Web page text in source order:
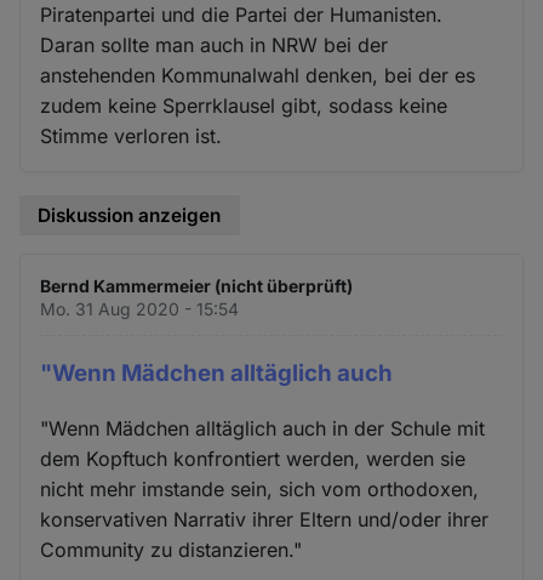
Piratenpartei und die Partei der Humanisten.
Daran sollte man auch in NRW bei der
anstehenden Kommunalwahl denken, bei der es
zudem keine Sperrklausel gibt, sodass keine
Stimme verloren ist.
Diskussion anzeigen
Bernd Kammermeier (nicht überprüft)
Mo. 31 Aug 2020 - 15:54
"Wenn Mädchen alltäglich auch
"Wenn Mädchen alltäglich auch in der Schule mit
dem Kopftuch konfrontiert werden, werden sie
nicht mehr imstande sein, sich vom orthodoxen,
konservativen Narrativ ihrer Eltern und/oder ihrer
Community zu distanzieren."